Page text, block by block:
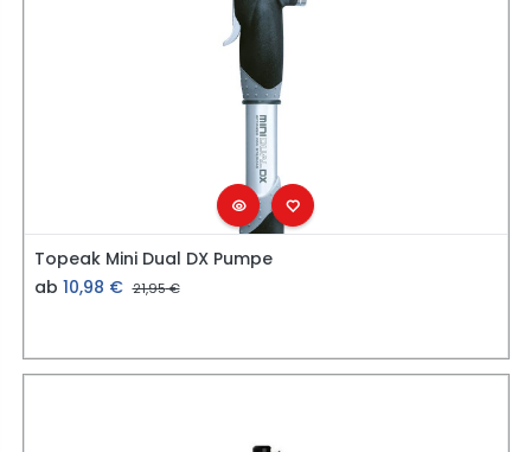
Topeak Mini Dual DX Pumpe
ab 10,98 € 21,95€